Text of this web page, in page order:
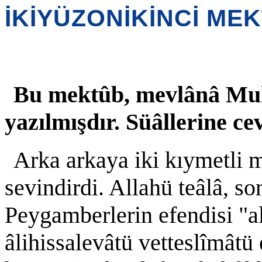
İKİYÜZONİKİNCİ
Bu mektûb, mevlânâ
yazılmışdır. Süâllerine
Arka arkaya iki kıymetli
sevindirdi. Allahü teâlâ,
Peygamberlerin efendisi
âlihissalevâtü